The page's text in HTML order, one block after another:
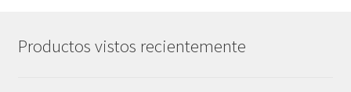
Productos vistos recientemente